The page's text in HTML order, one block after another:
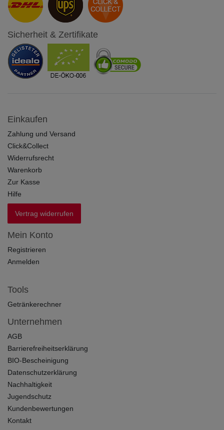
Sicherheit & Zertifikate
Einkaufen
Zahlung und Versand
Click&Collect
Widerrufsrecht
Warenkorb
Zur Kasse
Hilfe
Vertrag widerrufen
Mein Konto
Registrieren
Anmelden
Tools
Getränkerechner
Unternehmen
AGB
Barrierefreiheitserklärung
BIO-Bescheinigung
Datenschutzerklärung
Nachhaltigkeit
Jugendschutz
Kundenbewertungen
Kontakt